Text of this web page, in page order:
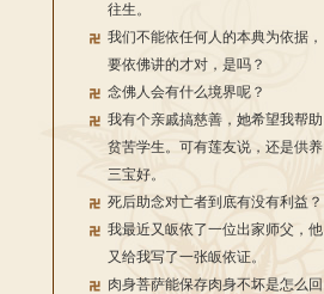
往生。
我们不能依任何人的本典为依据，
要依佛讲的才对，是吗？
念佛人会有什么境界呢？
我有个亲戚搞慈善，她希望我帮助
贫苦学生。可有莲友说，还是供养
三宝好。
死后助念对亡者到底有没有利益？
我最近又皈依了一位出家师父，他
又给我写了一张皈依证。
肉身菩萨能保存肉身不坏是怎么回